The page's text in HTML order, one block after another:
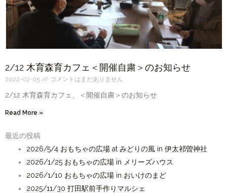
2/12 木育森育カフェ＜開催自粛＞のお知らせ
2022-02-05 コメントはまだありません
2/12 木育森育カフェ、＜開催自粛＞のお知らせ
Read More »
最近の投稿
2026/5/4 おもちゃの広場 at みどりの風 in 伊太祁曽神社
2026/1/25 おもちゃの広場 in メリーズハウス
2026/1/10 おもちゃの広場 in おいけのまど
2025/11/30 打田駅前手作りマルシェ